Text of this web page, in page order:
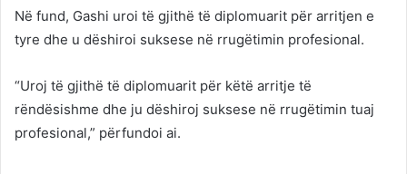
Në fund, Gashi uroi të gjithë të diplomuarit për arritjen e
tyre dhe u dëshiroi suksese në rrugëtimin profesional.
“Uroj të gjithë të diplomuarit për këtë arritje të
rëndësishme dhe ju dëshiroj suksese në rrugëtimin tuaj
profesional,” përfundoi ai.